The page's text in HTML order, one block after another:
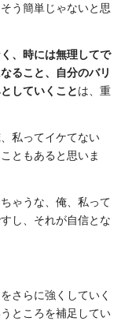
う簡単じゃないと思
、時には無理してで
ること、自分のバリ
していくことは、重
私ってイケてない
ともあると思いま
ゃうな、俺、私って
し、それが自信とな
さらに強くしていく
ところを補足してい